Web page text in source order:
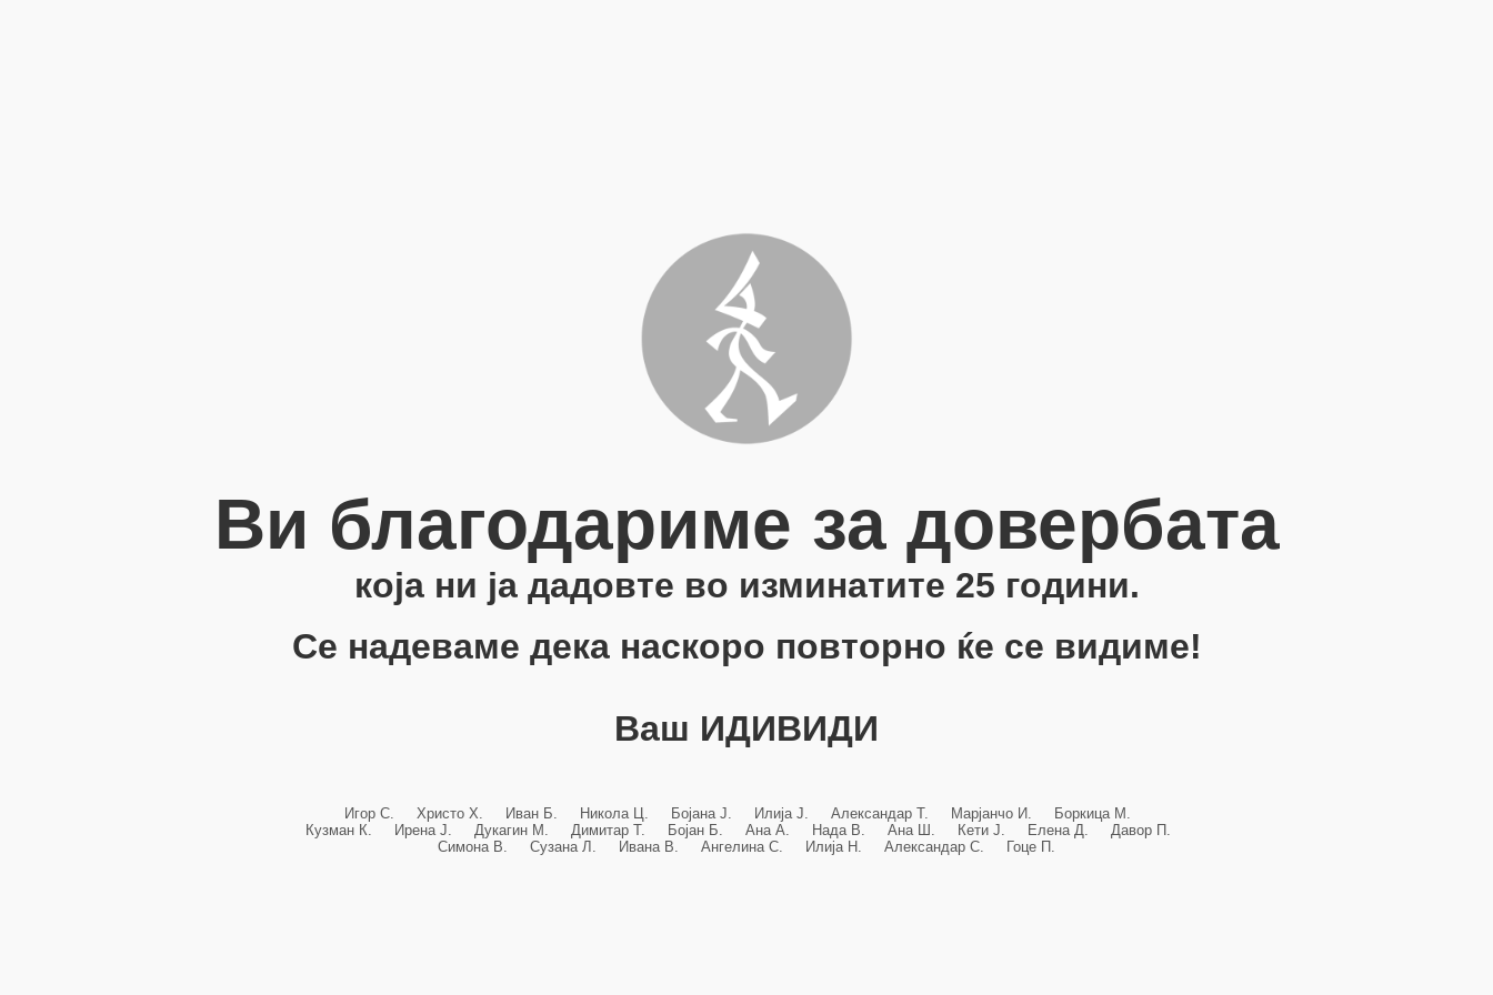
Ви благодариме за довербата
која ни ја дадовте во изминатите 25 години.
Се надеваме дека наскоро повторно ќе се видиме!
Ваш ИДИВИДИ
Игор С. Христо Х. Иван Б. Никола Ц. Бојана Ј. Илија Ј. Александар Т. Марјанчо И. Боркица М.
Кузман К. Ирена Ј. Дукагин М. Димитар Т. Бојан Б. Ана А. Нада В. Ана Ш. Кети Ј. Елена Д. Давор П.
Симона В. Сузана Л. Ивана В. Ангелина С. Илија Н. Александар С. Гоце П.